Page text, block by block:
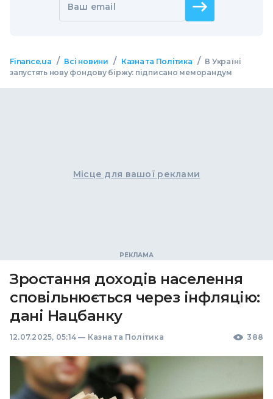
Ваш email
Finance.ua / Всі новини / Казна та Політика / В Україні
запустять нову фондову біржу: підписано меморандум
Місце для вашої реклами
Зростання доходів населення
сповільнюється через інфляцію:
дані Нацбанку
12.07.2025, 05:14 — Казна та Політика 388